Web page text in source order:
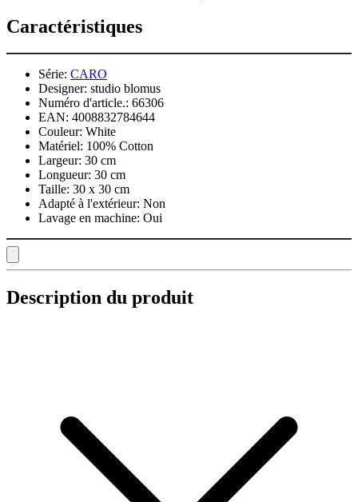
Caractéristiques
Série: CARO
Designer: studio blomus
Numéro d'article.: 66306
EAN: 4008832784644
Couleur: White
Matériel: 100% Cotton
Largeur: 30 cm
Longueur: 30 cm
Taille: 30 x 30 cm
Adapté à l'extérieur: Non
Lavage en machine: Oui
Description du produit